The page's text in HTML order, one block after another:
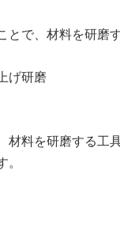
とで、材料を研磨
げ研磨
材料を研磨する工